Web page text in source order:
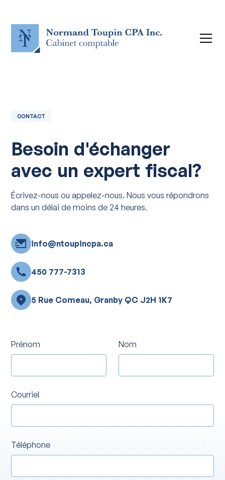
CONTACT
Besoin d'échanger
avec un expert fiscal?
Écrivez-nous ou appelez-nous. Nous vous répondrons
dans un délai de moins de 24 heures.
info@ntoupincpa.ca
450 777-7313
5 Rue Comeau, Granby QC J2H 1K7
Prénom Nom
Courriel
Téléphone